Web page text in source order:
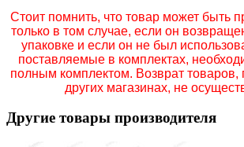
Стоит помнить, что товар может быть
только в том случае, если он
упаковке и если он не был
поставляемые в комплектах,
полным комплектом. Возврат товаров,
других магазинах, не
Другие товары производителя